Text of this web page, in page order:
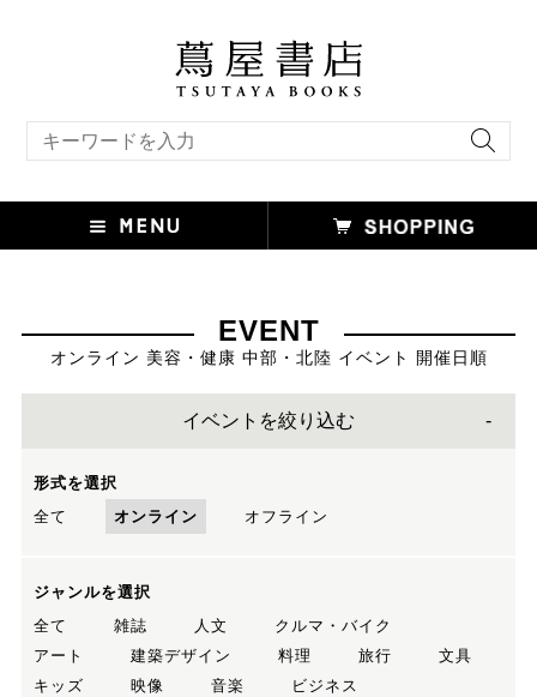
EVENT
オンライン 美容・健康 中部・北陸 イベント 開催日順
イベントを絞り込む
形式を選択
全て
オンライン オフライン
ジャンルを選択
全て
雑誌 人文
クルマ・バイク
アート
建築デザイン 料理 旅行
文具
キッズ
映像 音楽
ビジネス